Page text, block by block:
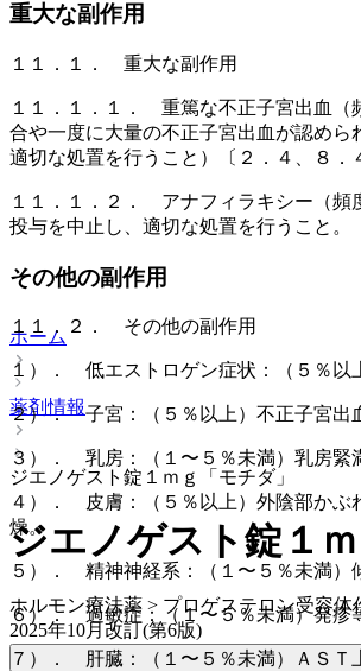
重大な副作用
１１．１． 重大な副作用
１１．１．１． 重篤な不正子宮出血（
合や一度に大量の不正子宮出血が認め
適切な処置を行うこと）〔２．４、８．
１１．１．２． アナフィラキシー（頻
投与を中止し、適切な処置を行うこと。
その他の副作用
１１．２． その他の副作用
１）． 低エストロゲン症状：（５％以
２）． 子宮：（５％以上）不正子宮出
３）． 乳房：（１〜５％未満）乳房緊
４）． 皮膚：（５％以上）外陰部かぶ
燥。
５）． 精神神経系：（１〜５％未満）
６）． 過敏症：（１〜５％未満）発疹
７）． 肝臓：（１〜５％未満）ＡＳＴ
ホーム
薬剤情報
ジエノゲスト錠１ｍｇ「モチダ」
ジエノゲスト錠１ｍ
ホルモン療法薬 > プロゲステロン受容体
2025年10月改訂(第6版)